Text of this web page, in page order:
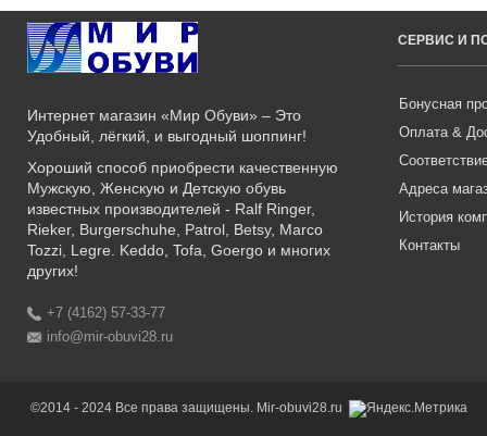
Интернет магазин «Мир Обуви» – Это
Удобный, лёгкий, и выгодный шоппинг!
Хороший способ приобрести качественную
Мужскую, Женскую и Детскую обувь
известных производителей - Ralf Ringer,
Rieker, Burgerschuhe, Patrol, Betsy, Marco
Tozzi, Legre. Keddo, Tofa, Goergo и многих
других!
+7 (4162) 57-33-77
info@mir-obuvi28.ru
СЕРВИС И
Бонусная
Оплата &
Адреса
История
Контакты
©2014 - 2024 Все права защищены. Mir-obuvi28.ru